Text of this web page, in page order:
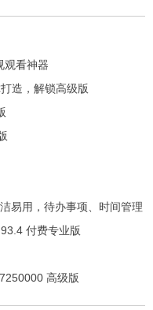
观看神器
造，解锁高级版
易用，待办事项、时间管理
付费专业版
高级版